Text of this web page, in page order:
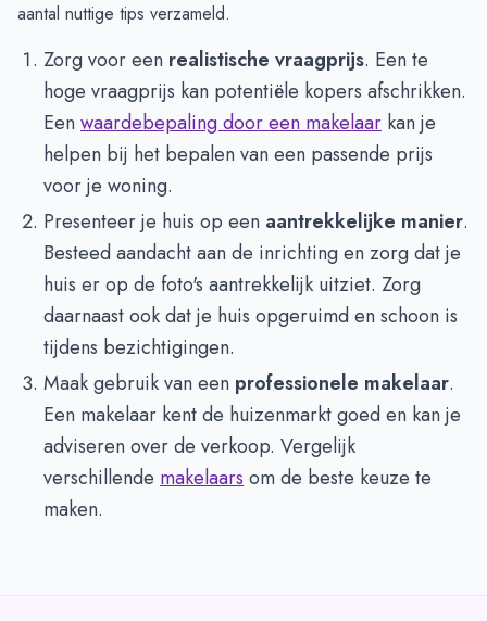
aantal nuttige tips verzameld.
Zorg voor een realistische vraagprijs. Een te
hoge vraagprijs kan potentiële kopers afschrikken.
Eenwaardebepaling door een makelaar kan je
helpen bij het bepalen van een passende prijs
voor je woning.
Presenteer je huis op een aantrekkelijke manier.
Besteed aandacht aan de inrichting en zorg dat je
huis er op de foto's aantrekkelijk uitziet. Zorg
daarnaast ook dat je huis opgeruimd en schoon is
tijdens bezichtigingen.
Maak gebruik van een professionele makelaar.
Een makelaar kent de huizenmarkt goed en kan je
adviseren over de verkoop. Vergelijk
verschillende makelaars om de beste keuze te
maken.